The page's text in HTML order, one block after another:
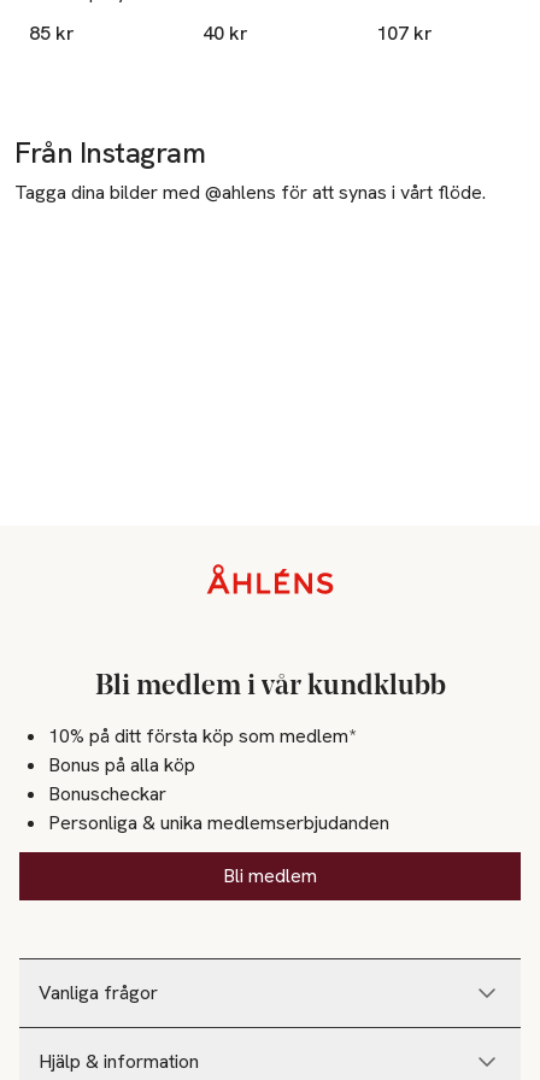
85 kr
Deodorant
40 kr
Clean Scent
107 kr
Från Instagram
Tagga dina bilder med @ahlens för att synas i vårt flöde.
Vanliga frågor
Hjälp & information
Bli medlem i vår kundklubb
10% på ditt första köp som medlem*
Bonus på alla köp
Bonuscheckar
Personliga & unika medlemserbjudanden
Bli medlem